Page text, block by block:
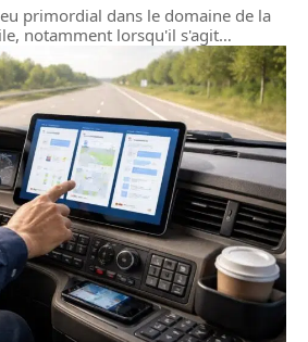
primordial dans le domaine de la
notamment lorsqu'il s'agit…